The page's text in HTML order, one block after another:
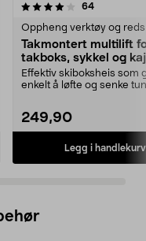
64
Oppheng verktøy og
Takmontert multilift
takboks, sykkel og
Effektiv skiboksheis som
enkelt å løfte og senke
249,90
Legg i handlekurv
4.5 av 5 stjerner